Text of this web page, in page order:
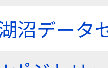
沼データ